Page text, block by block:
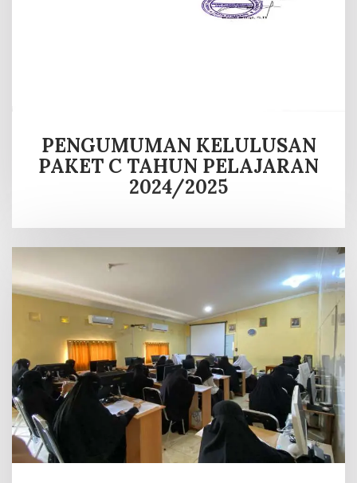
PENGUMUMAN KELULUSAN
PAKET C TAHUN PELAJARAN
2024/2025